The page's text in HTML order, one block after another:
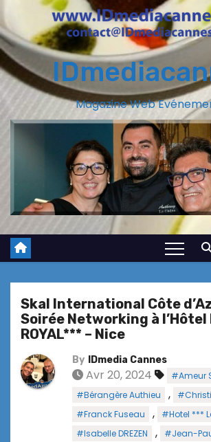
Magazine Web
Skal International Côte
Soirée Networking à l’Hôtel
ROYAL*** – Nice
By IDmedia Cannes
Avr 20, 2024 #Ameur
#Bérangère Authieu ,
#Franck Fuseau , #Hotel ***
#Isabelle DREZEN , #Jean-